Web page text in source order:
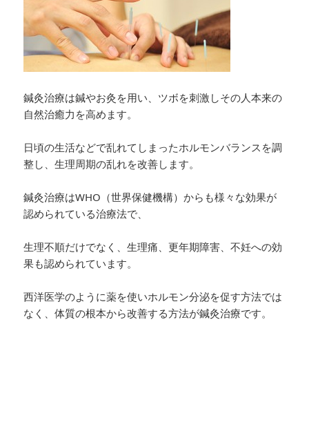
鍼灸治療は鍼やお灸を用い、ツボを刺激しその人本来の
自然治癒力を高めます。
日頃の生活などで乱れてしまったホルモンバランスを調
整し、生理周期の乱れを改善します。
鍼灸治療はWHO（世界保健機構）からも様々な効果が
認められている治療法で、
生理不順だけでなく、生理痛、更年期障害、不妊への効
果も認められています。
西洋医学のように薬を使いホルモン分泌を促す方法では
なく、体質の根本から改善する方法が鍼灸治療です。